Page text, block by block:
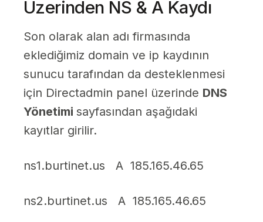
Üzerinden NS & A Kaydı
Son olarak alan adı firmasında
eklediğimiz domain ve ip kaydının
sunucu tarafından da desteklenmesi
için Directadmin panel üzerinde DNS
Yönetimi sayfasından aşağıdaki
kayıtlar girilir.
ns1.burtinet.us A 185.165.46.65
ns2.burtinet.us A 185.165.46.65